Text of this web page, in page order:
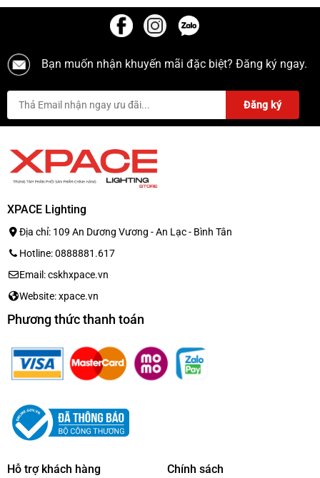
Bạn muốn nhận khuyến mãi đặc biệt? Đăng ký ngay.
XPACE Lighting
Địa chỉ: 109 An Dương Vương - An Lạc - Bình Tân
Hotline: 0888881.617
Email: cskhxpace.vn
Website: xpace.vn
Phương thức thanh toán
Hỗ trợ khách hàng Chính sách